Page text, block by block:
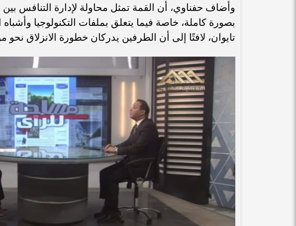
وأضاف حفناوي، أن القمة تمثل محاولة لإدارة التنافس بين
بصورة كاملة، خاصة فيما يتعلق بملفات التكنولوجيا
تايوان، لافتًا إلى أن الطرفين يدركان خطورة الانزلاق نحو